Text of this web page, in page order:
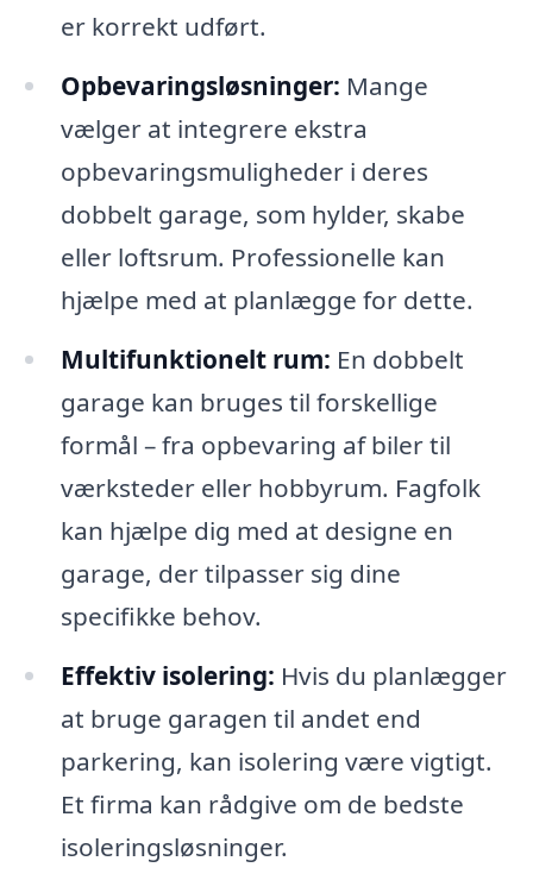
er korrekt udført.
Opbevaringsløsninger: Mange
vælger at integrere ekstra
opbevaringsmuligheder i deres
dobbelt garage, som hylder, skabe
eller loftsrum. Professionelle kan
hjælpe med at planlægge for dette.
Multifunktionelt rum: En dobbelt
garage kan bruges til forskellige
formål – fra opbevaring af biler til
værksteder eller hobbyrum. Fagfolk
kan hjælpe dig med at designe en
garage, der tilpasser sig dine
specifikke behov.
Effektiv isolering: Hvis du planlægger
at bruge garagen til andet end
parkering, kan isolering være vigtigt.
Et firma kan rådgive om de bedste
isoleringsløsninger.